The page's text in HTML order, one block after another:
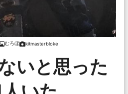
むろぼ kitmasterbloke
いと思った